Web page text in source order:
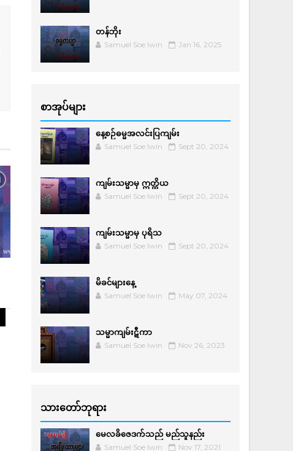
တန်ဘိုး
Samuel Soe lwin Jan 16, 2025
စာအုပ်များ
နေ့စဉ်ဓမ္မအလင်းပြကျမ်း
Samuel Soe lwin Sept 20, 2024
ကျမ်းသမ္မာမှ ဣတ္ထိယ
Samuel Soe lwin Sept 20, 2024
ကျမ်းသမ္မာမှ ပုရိသ
Samuel Soe lwin Sept 20, 2024
မိခင်များနေ့
Samuel Soe lwin May 07, 2024
သမ္မာကျမ်းဋီကာ
Samuel Soe lwin Nov 26, 2023
သားတော်ဘုရား
မေလခိဇေဒက်သည် မည်သူနည်း
Samuel Soe lwin Nov 17, 2021